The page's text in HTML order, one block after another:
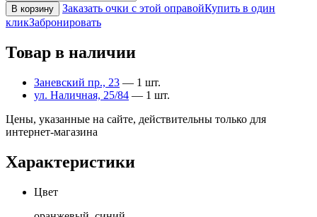
В корзину Заказать очки с этой оправойКупить в один
кликЗабронировать
Товар в наличии
Заневский пр., 23 — 1 шт.
ул. Наличная, 25/84 — 1 шт.
Цены, указанные на сайте, действительны только для
интернет-магазина
Характеристики
Цвет